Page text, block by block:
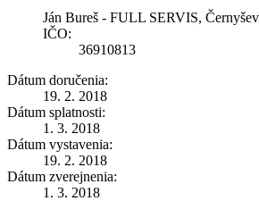
Ján Bureš - FULL SERVIS,
IČO:
36910813
Dátum doručenia:
19. 2. 2018
Dátum splatnosti:
1. 3. 2018
Dátum vystavenia:
19. 2. 2018
Dátum zverejnenia:
1. 3. 2018